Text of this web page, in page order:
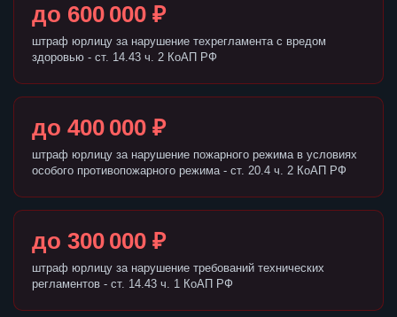
до 600 000 ₽
штраф юрлицу за нарушение техрегламента с вредом
здоровью - ст. 14.43 ч. 2 КоАП РФ
до 400 000 ₽
штраф юрлицу за нарушение пожарного режима в условиях
особого противопожарного режима - ст. 20.4 ч. 2 КоАП РФ
до 300 000 ₽
штраф юрлицу за нарушение требований технических
регламентов - ст. 14.43 ч. 1 КоАП РФ